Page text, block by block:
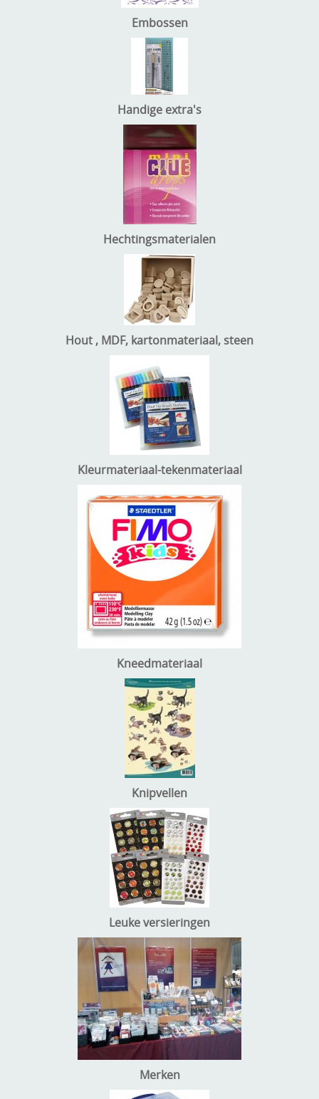
Embossen
Handige extra's
Hechtingsmaterialen
Hout , MDF, kartonmateriaal, steen
Kleurmateriaal-tekenmateriaal
Kneedmateriaal
Knipvellen
Leuke versieringen
Merken